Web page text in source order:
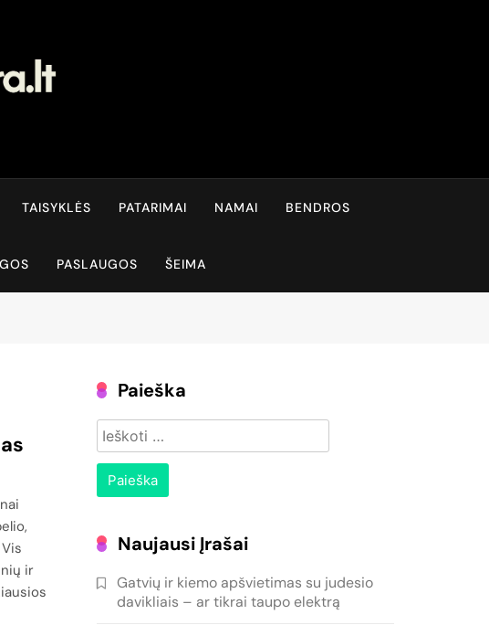
TAISYKLĖS PATARIMAI NAMAI BENDROS
PASLAUGOS ŠEIMA
ir
Paieška
Ieškoti:
Naujausi Įrašai
Gatvių ir kiemo apšvietimas su judesio
davikliais – ar tikrai taupo elektrą